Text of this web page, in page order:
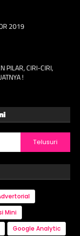
2019
PILAR, CIRI-CIRI,
!
Mini
Google Analytic